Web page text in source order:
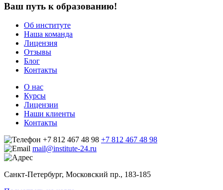
Ваш путь к образованию!
Об институте
Наша команда
Лицензия
Отзывы
Блог
Контакты
О нас
Курсы
Лицензии
Наши клиенты
Контакты
+7 812 467 48 98 +7 812 467 48 98
mail@institute-24.ru
Санкт-Петербург, Московский пр., 183-185